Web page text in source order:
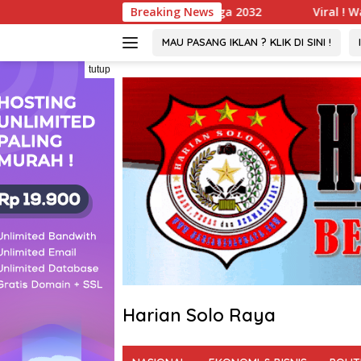
ke
Breaking News
Viral ! Wartawati 22 Tahun Jadi
MAU PASANG IKLAN ? KLIK DI SINI !
tutup
Harian Solo Raya
Tegas